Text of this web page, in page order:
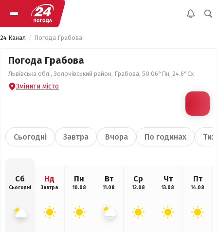
24 Канал Погода Грабова
Погода Грабова
Львівська обл., Золочівський район, Грабова, 50.06°Пн, 24.6°Сх
Змінити місто
Сьогодні Завтра Вчора По годинах
Сб
Сьогодні
Нд
Завтра
Пн
10.08
Вт
11.08
Ср
12.08
Чт
13.08
Пт
14.08